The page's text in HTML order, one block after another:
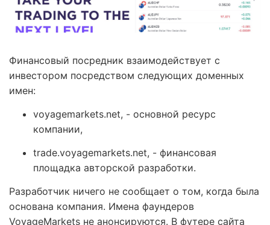
Финансовый посредник взаимодействует с
инвестором посредством следующих доменных
имен:
voyagemarkets.net, - основной ресурс
компании,
trade.voyagemarkets.net, - финансовая
площадка авторской разработки.
Разработчик ничего не сообщает о том, когда была
основана компания. Имена фаундеров
VoyageMarkets не анонсируются. В футере сайта